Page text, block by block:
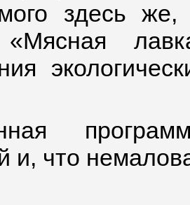
здесь
«Мясная
и, что